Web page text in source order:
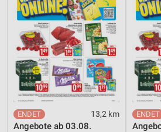
13,2 km
Angebote ab 03.08.